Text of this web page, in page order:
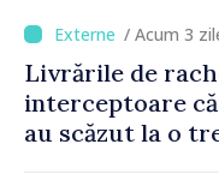
/ Acum 3
Livrările de
interceptoare
au scăzut la o